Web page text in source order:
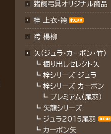
猪飼弓具オリジナル商品
梓 上衣･袴
袴 楊柳
矢（ジュラ･カーボン・竹）
┗ 掘り出しセレクト矢
┗ 梓シリーズ ジュラ
┗ 梓シリーズ カーボン
┗ プレミアム（尾羽）
┗ 矢龍シリーズ
┗ ジュラ2015尾羽
┗ カーボン矢